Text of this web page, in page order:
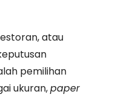
atau
pemilihan
ukuran,paper